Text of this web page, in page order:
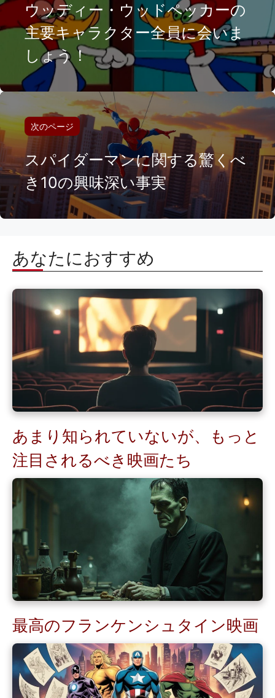
ウッディー・ウッドペッカーの
主要キャラクター全員に会いま
しょう！
次のページ
スパイダーマンに関する驚くべ
き10の興味深い事実
あなたにおすすめ
あまり知られていないが、もっと
注目されるべき映画たち
最高のフランケンシュタイン映画